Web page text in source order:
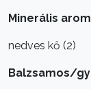
Minerális
nedves kő (2)
Balzsamos/